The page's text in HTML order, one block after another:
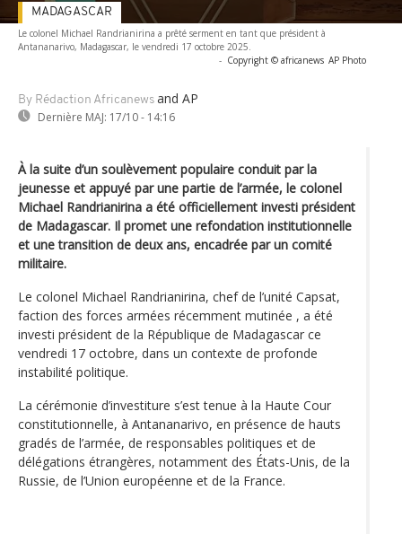
Le colonel Michael Randrianirina a prêté serment en tant que président à
Antananarivo, Madagascar, le vendredi 17 octobre 2025.
- Copyright © africanews AP Photo
By Rédaction Africanews and AP
Dernière MAJ: 17/10 - 14:16
MADAGASCAR
À la suite d’un soulèvement populaire conduit par la
jeunesse et appuyé par une partie de l’armée, le colonel
Michael Randrianirina a été officiellement investi président
de Madagascar. Il promet une refondation institutionnelle
et une transition de deux ans, encadrée par un comité
militaire.
Le colonel Michael Randrianirina, chef de l’unité Capsat,
faction des forces armées récemment mutinée , a été
investi président de la République de Madagascar ce
vendredi 17 octobre, dans un contexte de profonde
instabilité politique.
La cérémonie d’investiture s’est tenue à la Haute Cour
constitutionnelle, à Antananarivo, en présence de hauts
gradés de l’armée, de responsables politiques et de
délégations étrangères, notamment des États-Unis, de la
Russie, de l’Union européenne et de la France.